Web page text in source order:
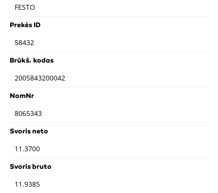
FESTO
Prekės ID
58432
Brūkš. kodas
2005843200042
NomNr
8065343
Svoris neto
11.3700
Svoris bruto
11.9385